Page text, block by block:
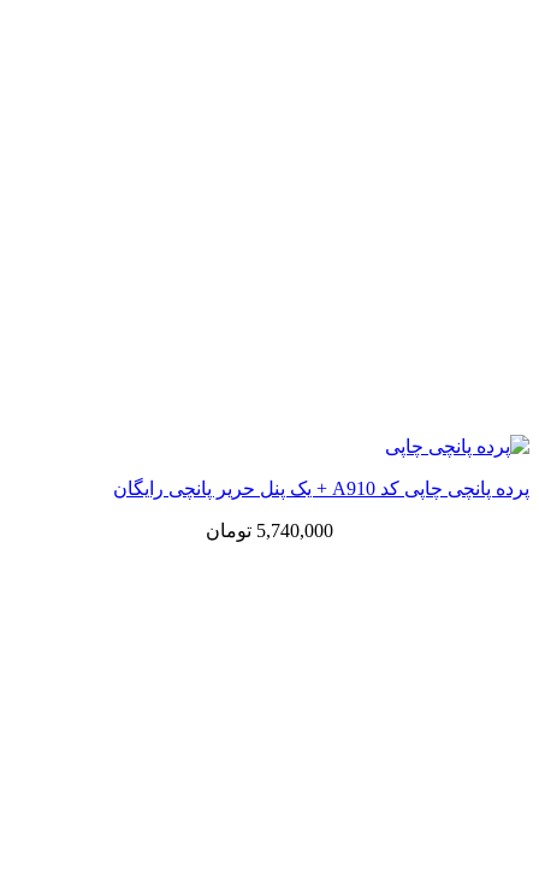
پرده پانچی چاپی کد A910 + یک پنل حریر پانچی رایگان
5,740,000 تومان